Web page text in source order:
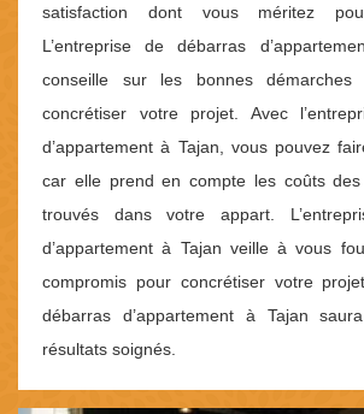
satisfaction dont vous méritez
L’entreprise de débarras
conseille sur les bonnes
concrétiser votre projet. Avec
d’appartement à Tajan, vous pouvez
car elle prend en compte les coûts
trouvés dans votre appart.
d’appartement à Tajan veille à vous
compromis pour concrétiser votre
débarras d’appartement à Tajan
résultats soignés.